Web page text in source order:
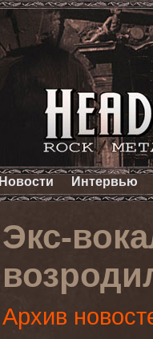
Новости Интервью
Экс-
Архив